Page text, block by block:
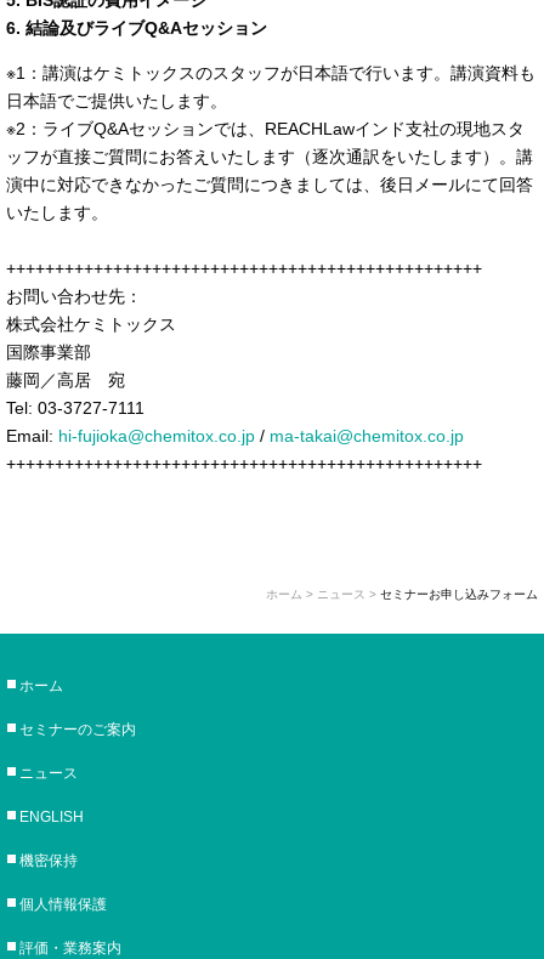
6. 結論及びライブQ&Aセッション
※1：講演はケミトックスのスタッフが日本語で行います。講演資料も
日本語でご提供いたします。
※2：ライブQ&Aセッションでは、REACHLawインド支社の現地スタ
ッフが直接ご質問にお答えいたします（逐次通訳をいたします）。講
演中に対応できなかったご質問につきましては、後日メールにて回答
いたします。
+++++++++++++++++++++++++++++++++++++++++++++++++
お問い合わせ先：
株式会社ケミトックス
国際事業部
藤岡／高居 宛
Tel: 03-3727-7111
Email: hi-fujioka@chemitox.co.jp / ma-takai@chemitox.co.jp
+++++++++++++++++++++++++++++++++++++++++++++++++
ホーム > ニュース > セミナーお申し込みフォーム
ホーム
セミナーのご案内
ニュース
ENGLISH
機密保持
個人情報保護
評価・業務案内